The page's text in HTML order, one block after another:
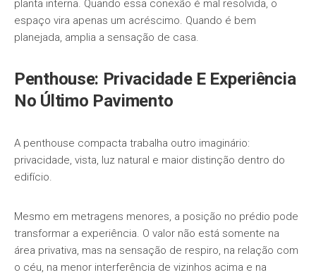
planta interna. Quando essa conexão é mal resolvida, o
espaço vira apenas um acréscimo. Quando é bem
planejada, amplia a sensação de casa.
Penthouse: Privacidade E Experiência
No Último Pavimento
A penthouse compacta trabalha outro imaginário:
privacidade, vista, luz natural e maior distinção dentro do
edifício.
Mesmo em metragens menores, a posição no prédio pode
transformar a experiência. O valor não está somente na
área privativa, mas na sensação de respiro, na relação com
o céu, na menor interferência de vizinhos acima e na